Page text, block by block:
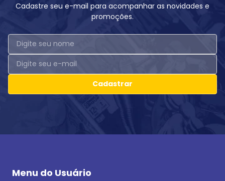
Cadastre seu e-mail para acompanhar as novidades e
promoções.
Cadastrar
Menu do Usuário